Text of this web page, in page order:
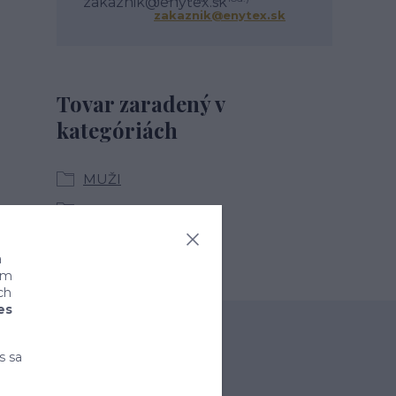
Tovar zaradený v
kategóriách
MUŽI
Pánske tepláky
zakaznik@enytex.sk
sa